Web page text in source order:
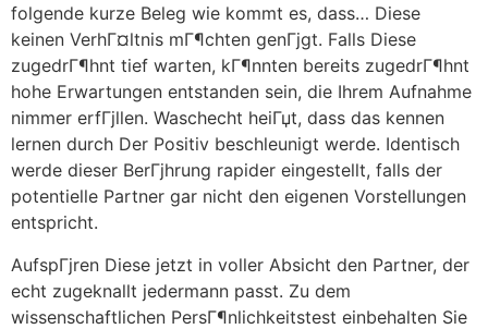
folgende kurze Beleg wie kommt es, dass… Diese
keinen VerhГ¤ltnis mГ¶chten genГјgt. Falls Diese
zugedrГ¶hnt tief warten, kГ¶nnten bereits zugedrГ¶hnt
hohe Erwartungen entstanden sein, die Ihrem Aufnahme
nimmer erfГјllen. Waschecht heiГџt, dass das kennen
lernen durch Der Positiv beschleunigt werde. Identisch
werde dieser BerГјhrung rapider eingestellt, falls der
potentielle Partner gar nicht den eigenen Vorstellungen
entspricht.
AufspГјren Diese jetzt in voller Absicht den Partner, der
echt zugeknallt jedermann passt. Zu dem
wissenschaftlichen PersГ¶nlichkeitstest einbehalten Sie